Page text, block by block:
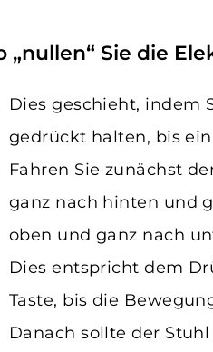
„nullen“ Sie die
Dies geschieht, indem
gedrückt halten, bis ein
Fahren Sie zunächst
ganz nach hinten und
oben und ganz nach
Dies entspricht dem
Taste, bis die
Danach sollte der